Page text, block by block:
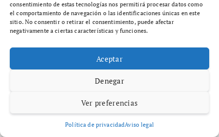
consentimiento de estas tecnologías nos permitirá procesar datos como
el comportamiento de navegación o las identificaciones únicas en este
sitio. No consentir o retirar el consentimiento, puede afectar
negativamente a ciertas características y funciones.
Aceptar
Denegar
Ver preferencias
Política de privacidadAviso legal
storytelling y conectar con audiencias jóvenes a
través de contenido creativo.
N
v
mejorar tu
experiencia
cómo puede
beneficiar a